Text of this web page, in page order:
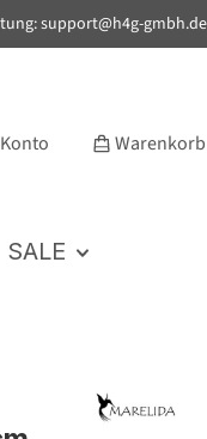
support@h4g-gmbh.de
Warenkorb
SALE